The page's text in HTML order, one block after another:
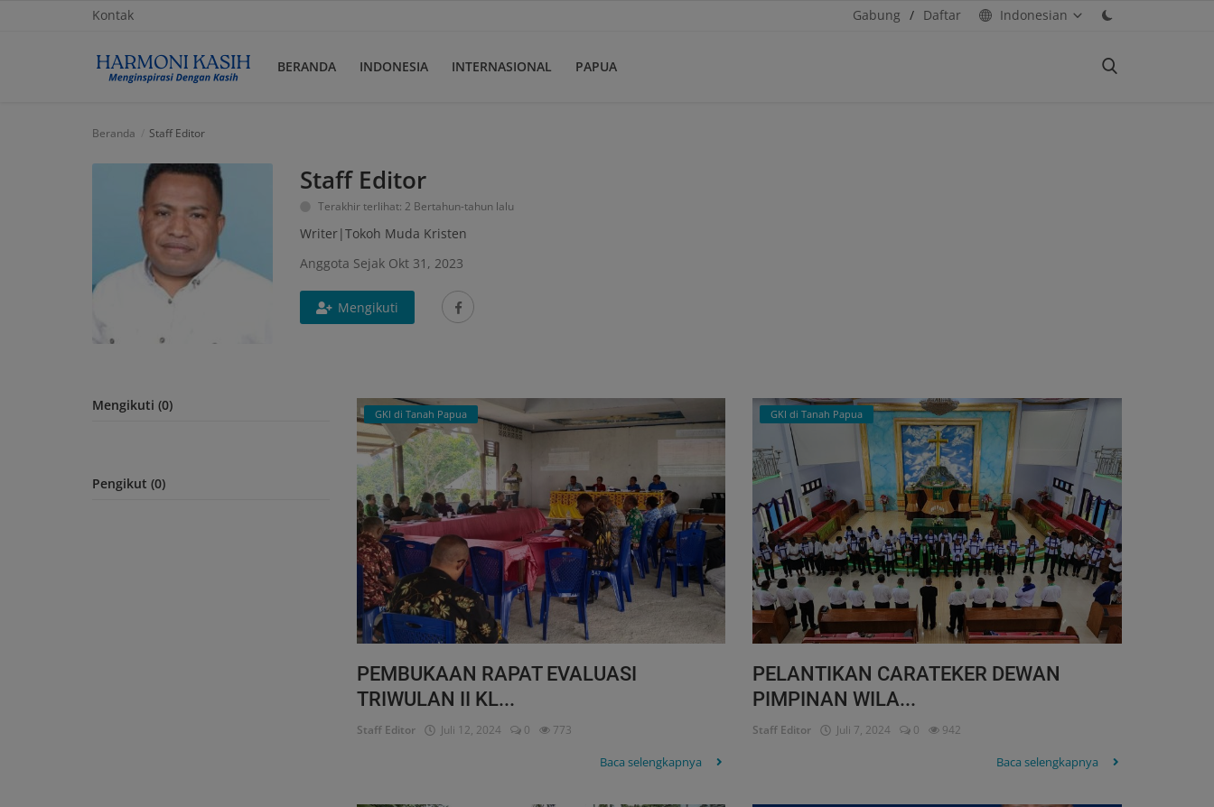
Kontak Gabung / Daftar Indonesian
BERANDA INDONESIA INTERNASIONAL PAPUA
Beranda Staff Editor
Staff Editor
Terakhir terlihat: 2 Bertahun-tahun lalu
Writer|Tokoh Muda Kristen
Anggota Sejak Okt 31, 2023
Mengikuti
Mengikuti (0)
Pengikut (0)
GKI di Tanah Papua
PEMBUKAAN RAPAT EVALUASI
TRIWULAN II KL...
Staff Editor Juli 12, 2024 0 773
Baca selengkapnya
GKI di Tanah Papua
PELANTIKAN CARATEKER DEWAN
PIMPINAN WILA...
Staff Editor Juli 7, 2024 0 942
Baca selengkapnya